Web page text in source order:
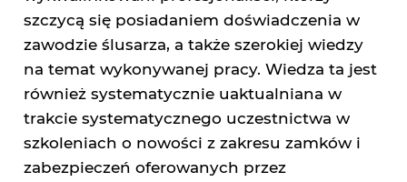
szczycą się posiadaniem doświadczenia w
zawodzie ślusarza, a także szerokiej wiedzy
na temat wykonywanej pracy. Wiedza ta jest
również systematycznie uaktualniana w
trakcie systematycznego uczestnictwa w
szkoleniach o nowości z zakresu zamków i
zabezpieczeń oferowanych przez